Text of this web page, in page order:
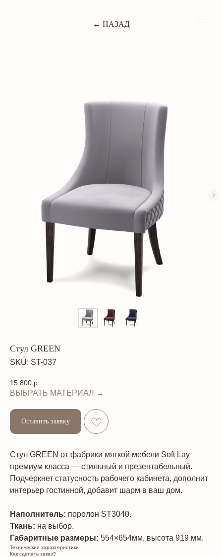
← НАЗАД
Стул GREEN
SKU: ST-037
15 800 р.
ВЫБРАТЬ МАТЕРИАЛ →
Оставить заявку
Стул GREEN от фабрики мягкой мебели Soft Lay
премиум класса — стильный и презентабельный.
Подчеркнет статусность рабочего кабинета, дополнит
интерьер гостинной, добавит шарм в ваш дом.
Наполнитель: поролон ST3040.
Ткань: на выбор.
Габаритные размеры: 554×654мм, высота 919 мм.
Технические характеристики
Как сделать заказ?